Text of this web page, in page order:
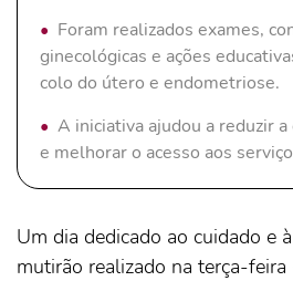
Foram realizados exames,
ginecológicas e ações
colo do útero e endometriose.
A iniciativa ajudou a reduzir
e melhorar o acesso aos
Um dia dedicado ao cuidado e
mutirão realizado na terça-